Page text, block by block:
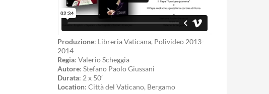
Produzione: Libreria Vaticana, Polivideo 2013-
2014
Regia: Valerio Scheggia
Autore: Stefano Paolo Giussani
Durata: 2 x 50′
Location: Città del Vaticano, Bergamo